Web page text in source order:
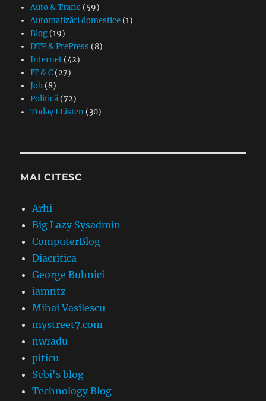
Auto & Trafic (59)
Automatizări domestice(1)
Blog(19)
DTP & PrePress (8)
Internet(42)
IT & C(27)
Job(8)
Politică(72)
Today I Listen(30)
MAI CITESC
Arhi
Big Lazy Sysadmin
ComputerBlog
Diacritica
George Buhnici
iamntz
Mihai Vasilescu
mystreet7.com
nwradu
piticu
Sebi's blog
Technology Blog